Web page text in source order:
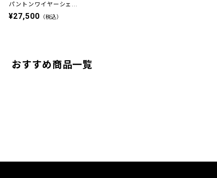
パントンワイヤーシェ...
¥27,500 （税込）
おすすめ商品一覧